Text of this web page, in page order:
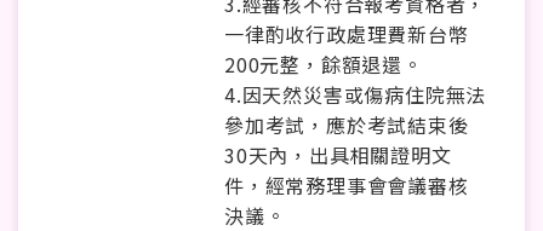
一律酌收行政處理費新台幣
200元整，餘額退還。
4.因天然災害或傷病住院無法
參加考試，應於考試結束後
30天內，出具相關證明文
件，經常務理事會會議審核
決議。